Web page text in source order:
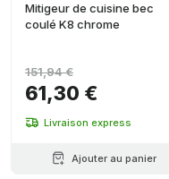
Mitigeur de cuisine bec
coulé K8 chrome
61,30 €
151,94 €
Livraison express
Ajouter au panier